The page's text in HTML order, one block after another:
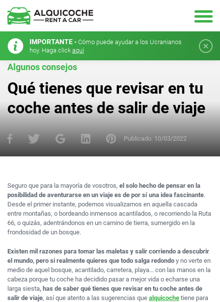
IMPORTANTE - Cómo puede ayudar a los Ucranianos
hoy. Haga click aquí
Algunos consejos
Qué tienes que revisar en tu
coche antes de salir de viaje
Publicado: 10/03/2022
Seguro que para la mayoría de vosotros, el solo hecho de pensar en la
posibilidad de aventurarse en un viaje es de por sí una idea fascinante.
Desde el primer instante, podemos visualizarnos en aquella cascada
entre montañas, o bordeando inmensos acantilados, o recorriendo la Ruta
66, o quizás, adentrándonos en un camino de tierra, sumergido en la
frondosidad de un bosque.
Existen mil razones para tomar las maletas y salir corriendo a descubrir
el mundo, pero si realmente quieres que todo salga redondo y no verte en
medio de aquel bosque, acantilado, carretera, playa… con las manos en la
cabeza porque tu coche ha decidido pasar a mejor vida o echarse una
larga siesta, has de saber qué tienes que revisar en tu coche antes de
salir de viaje, así que atento a las sugerencias que alquicoche tiene para